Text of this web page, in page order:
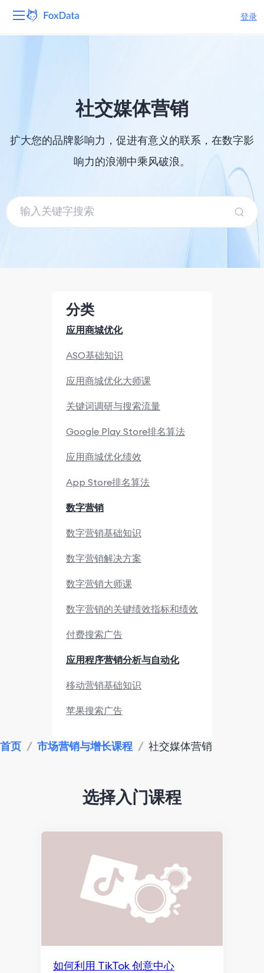
登录
资源
公司
社交媒体营销
扩大您的品牌影响力，促进有意义的联系，在数字影
响力的浪潮中乘风破浪。
分类
应用商城优化
ASO基础知识
应用商城优化大师课
关键词调研与搜索流量
Google Play Store排名算法
应用商城优化绩效
App Store排名算法
数字营销
数字营销基础知识
数字营销解决方案
数字营销大师课
数字营销的关键绩效指标和绩效
付费搜索广告
应用程序营销分析与自动化
移动营销基础知识
苹果搜索广告
数据监测分析工具
爬取与收录
内容营销与页面体验
搜索排名和展现
SEO基础知识
首页 / 市场营销与增长课程 / 社交媒体营销
选择入门课程
如何利用 TikTok 创意中心